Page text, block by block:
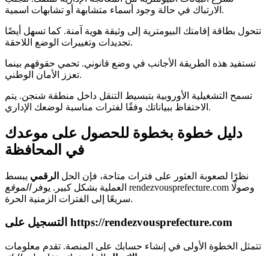
الارتباك في حالة وجود أسماء متشابهة أو تشابهات اسمية.
تتحول بطاقة إقامتك البيومترية إلى وثيقة هوية آمنة. كما تسهل أيضًا
تجديدات وتغييرات الوضع اللاحقة.
تستفيد هذه الطريقة الأجانب في وضع قانوني. تحمي حقوقهم بينما
تعزز الأمان الوطني.
تسمح التشغيلية الأوروبية بتبسيط التنقل داخل منطقة شنجن. يتم
الاحتفاظ ببياناتك وفقًا لفترات مناسبة لوضعك الإداري.
دليل خطوة بخطوة للحصول على موعدك
في المحافظة
نظرًا لصعوبة العثور على فترات متاحة، فإن الحل الرقمي يبسط
العملية بشكل كبير. يوفرالموقع
rendezvousprefecture.com وصولًا
سريعًا إلى الفترات الزمنية الحرة.
التسجيل على https://rendezvousprefecture.com
تتمثل الخطوة الأولى في إنشاء حسابك على المنصة. تقدم معلومات